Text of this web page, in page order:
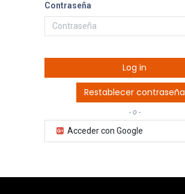
Contraseña
Log in
Restablecer contraseña
- o -
Acceder con Google